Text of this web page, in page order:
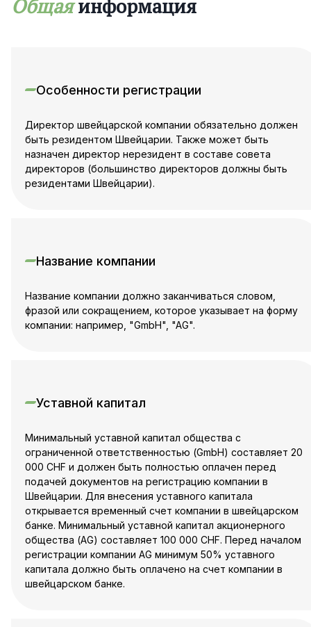
законодательство кантонов отличается.
сервис и проконсультируют Вас по всем
Общая информация
Особенности регистрации
Директор швейцарской компании обязательно должен
быть резидентом Швейцарии. Также может быть
назначен директор нерезидент в составе совета
директоров (большинство директоров должны быть
резидентами Швейцарии).
Название компании
Название компании должно заканчиваться словом,
фразой или сокращением, которое указывает на форму
компании: например, "GmbH", "AG".
Уставной капитал
Минимальный уставной капитал общества с
ограниченной ответственностью (GmbH) составляет 20
000 CHF и должен быть полностью оплачен перед
подачей документов на регистрацию компании в
Швейцарии. Для внесения уставного капитала
открывается временный счет компании в швейцарском
банке. Минимальный уставной капитал акционерного
общества (AG) составляет 100 000 CHF. Перед началом
регистрации компании AG минимум 50% уставного
капитала должно быть оплачено на счет компании в
швейцарском банке.